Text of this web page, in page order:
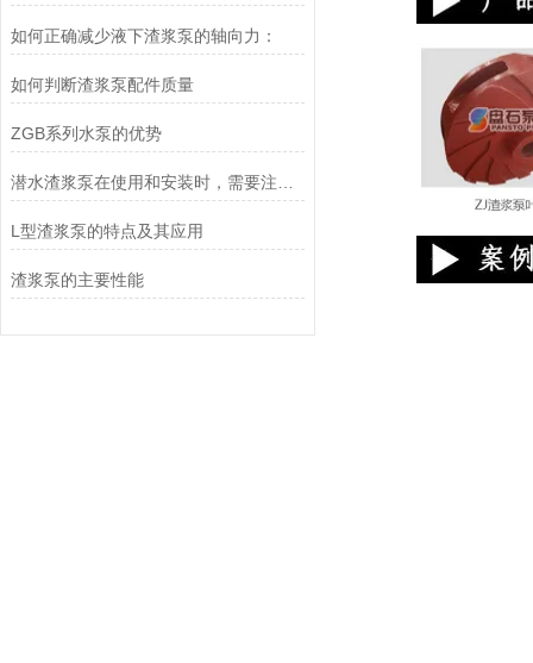
如何正确减少液下渣浆泵的轴向力：
如何判断渣浆泵配件质量
ZGB系列水泵的优势
L型渣浆泵的特点及其应用
渣浆泵的主要性能